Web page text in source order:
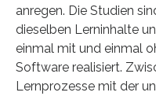
anregen. Die Studien
dieselben Lerninhalte
einmal mit und einmal
Software realisiert.
Lernprozesse mit der